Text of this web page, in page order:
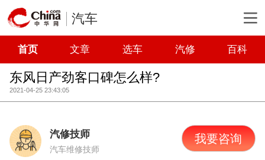
汽车
首页 文章 选车 汽修 百科
东风日产劲客口碑怎么样?
2021-04-25 23:43:05
汽修技师
汽车维修技师
我要咨询